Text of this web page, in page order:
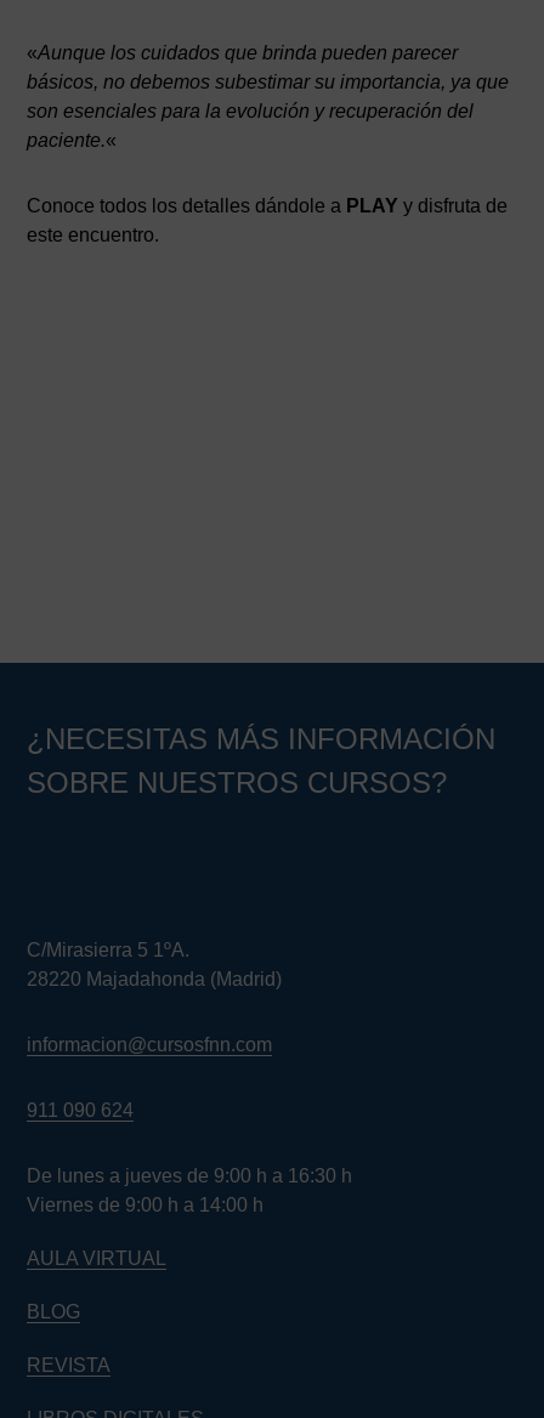
«Aunque los cuidados que brinda pueden parecer
básicos, no debemos subestimar su importancia, ya que
son esenciales para la evolución y recuperación del
paciente.«
Conoce todos los detalles dándole a PLAY y disfruta de
este encuentro.
¿NECESITAS MÁS INFORMACIÓN
SOBRE NUESTROS CURSOS?
C/Mirasierra 5 1ºA.
28220 Majadahonda (Madrid)
informacion@cursosfnn.com
911 090 624
De lunes a jueves de 9:00 h a 16:30 h
Viernes de 9:00 h a 14:00 h
AULA VIRTUAL
BLOG
REVISTA